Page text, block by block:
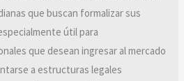
que buscan formalizar sus
útil para
que desean ingresar al mercado
a estructuras legales